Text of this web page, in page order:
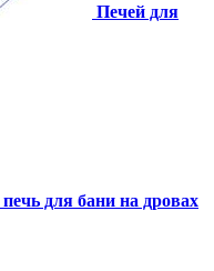
Печей для
для бани на дровах